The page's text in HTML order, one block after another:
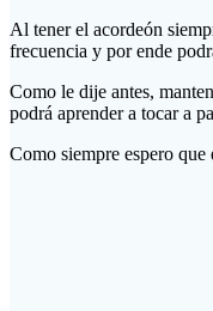
Al tener el acordeón
frecuencia y por ende
Como le dije antes,
podrá aprender a tocar a
Como siempre espero